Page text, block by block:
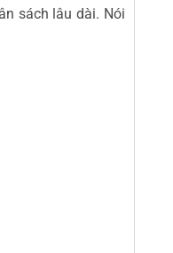
sách lâu dài. Nói